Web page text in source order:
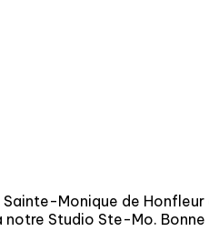
Monique de
Studio Ste-Mo.